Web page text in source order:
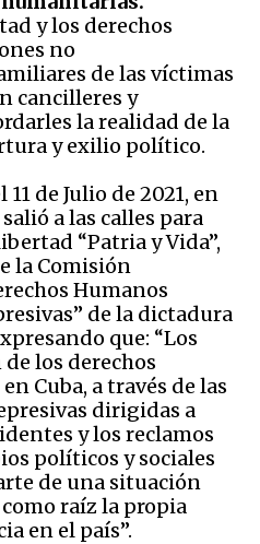
y los derechos
no
de las víctimas
cancilleres y
la realidad de la
y exilio político.
de Julio de 2021, en
a las calles para
“Patria y Vida”,
la Comisión
Humanos
de la dictadura
que: “Los
los derechos
Cuba, a través de las
dirigidas a
y los reclamos
políticos y sociales
de una situación
raíz la propia
en el país”.